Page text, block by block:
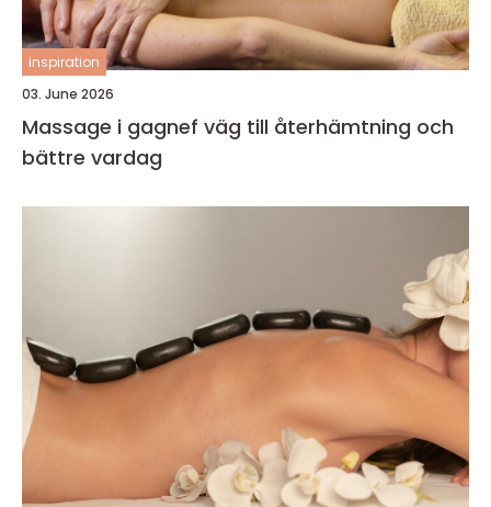
inspiration
03. June 2026
Massage i gagnef väg till återhämtning och
bättre vardag